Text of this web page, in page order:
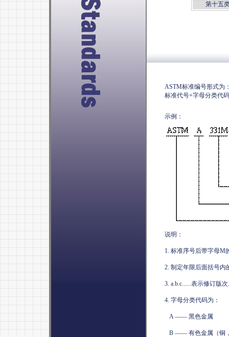
第十五
ASTM标准编号形式为
标准代号+字母分类代码
示例：
说明：
1. 标准序号后带字母M
2. 制定年限后面括号内
3. a.b.c......表示修订版
4. 字母分类代码为：
A —— 黑色金属
B —— 有色金属（铜